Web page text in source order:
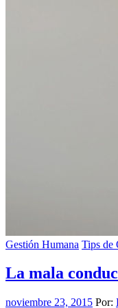
Gestión Humana Tips de
La mala
noviembre 23, 2015 Por: